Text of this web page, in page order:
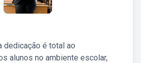
dedicação é total ao
alunos no ambiente escolar,